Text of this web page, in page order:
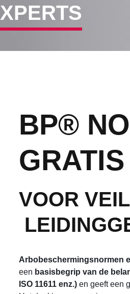
BP®
VOOR
Arbobeschermingsnormen
een basisbegrip van de
ISO 11611 enz.) en geeft een